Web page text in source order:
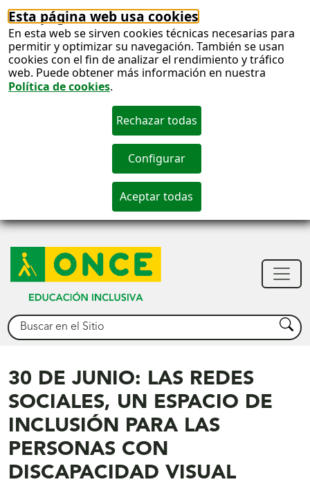
Esta página web usa cookies
En esta web se sirven cookies técnicas necesarias para
permitir y optimizar su navegación. También se usan
cookies con el fin de analizar el rendimiento y tráfico
web. Puede obtener más información en nuestra
Política de cookies.
Buscar Buscar
30 DE JUNIO: LAS REDES
SOCIALES, UN ESPACIO DE
INCLUSIÓN PARA LAS
PERSONAS CON
DISCAPACIDAD VISUAL